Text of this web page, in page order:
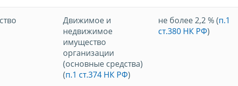
Движимое и
недвижимое
имущество
организации
(основные средства)
(п.1 ст.374 НК РФ)
не более 2,2 % (п.1
ст.380 НК РФ)